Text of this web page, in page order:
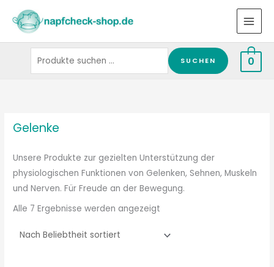
Inhalt
springen
Suchen
nach:
SUCHEN 0
Gelenke
Unsere Produkte zur gezielten Unterstützung der
physiologischen Funktionen von Gelenken, Sehnen, Muskeln
und Nerven. Für Freude an der Bewegung.
Alle 7 Ergebnisse werden angezeigt